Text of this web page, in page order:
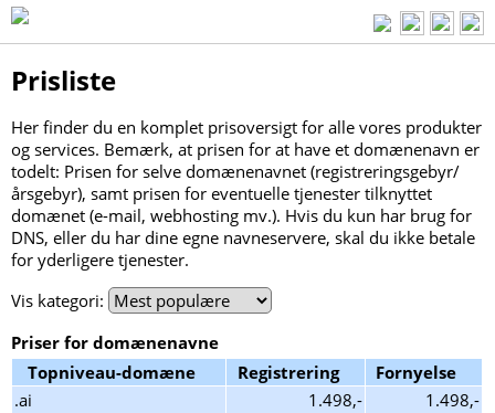
Prisliste
Her finder du en komplet prisoversigt for alle vores produkter
og services. Bemærk, at prisen for at have et domænenavn er
todelt: Prisen for selve domænenavnet (registreringsgebyr/
årsgebyr), samt prisen for eventuelle tjenester tilknyttet
domænet (e-mail, webhosting mv.). Hvis du kun har brug for
DNS, eller du har dine egne navneservere, skal du ikke betale
for yderligere tjenester.
Vis kategori:
Priser for domænenavne
Topniveau-domæne
Registrering
Fornyelse
.ai
1.498,-
1.498,-